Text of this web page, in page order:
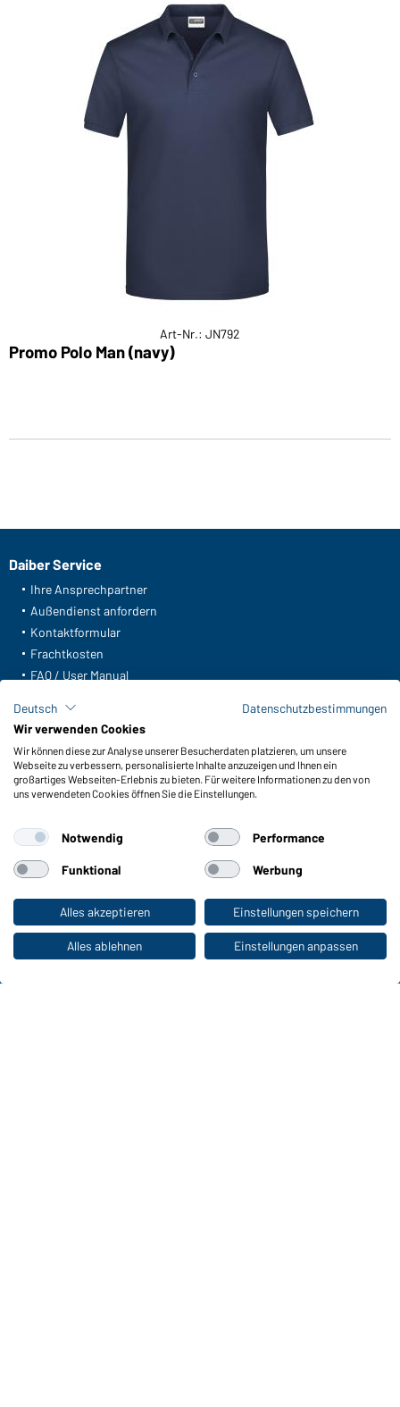
Zum Privatkunden-Shop
Art-Nr.: JN792
Promo Polo Man (navy)
Daiber Service
Ihre Ansprechpartner
Außendienst anfordern
Kontaktformular
Frachtkosten
FAQ / User Manual
Meldeportal nach Hinweisgeberschutz
Funktionen & Pflege
Produkteigenschaften
Pflegehinweise
Farben
WORKWEAR COLLECTION
Die ideale Wahl für Professionals: Kollektionen
entdecken!
Deutsch
Datenschutzbestimmungen
Wir verwenden Cookies
Wir können diese zur Analyse unserer Besucherdaten platzieren, um unsere
Webseite zu verbessern, personalisierte Inhalte anzuzeigen und Ihnen ein
großartiges Webseiten-Erlebnis zu bieten. Für weitere Informationen zu den von
uns verwendeten Cookies öffnen Sie die Einstellungen.
Notwendig Performance
Funktional Werbung
Alles akzeptieren Einstellungen speichern
Alles ablehnen Einstellungen anpassen